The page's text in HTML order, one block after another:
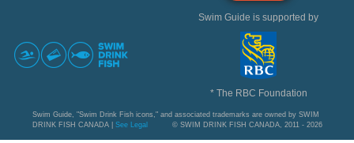
Swim Guide is supported by
* The RBC Foundation
Swim Guide, "Swim Drink Fish icons," and associated trademarks are owned by SWIM
DRINK FISH CANADA | See Legal © SWIM DRINK FISH CANADA, 2011 - 2026